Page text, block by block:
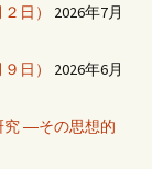
日）
2026年7月
日）
2026年6月
―その思想的